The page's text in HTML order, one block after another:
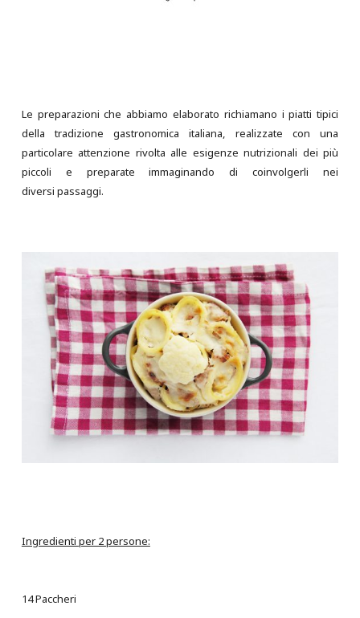
Le preparazioni che abbiamo elaborato richiamano i piatti tipici
della tradizione gastronomica italiana, realizzate con una
particolare attenzione rivolta alle esigenze nutrizionali dei più
piccoli e preparate immaginando di coinvolgerli nei
diversi passaggi.
Ingredienti per 2 persone:
14 Paccheri